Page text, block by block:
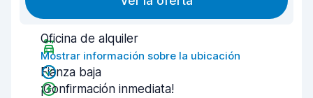
Oficina de alquiler
Mostrar información sobre la ubicación
Fianza baja
¡Confirmación inmediata!